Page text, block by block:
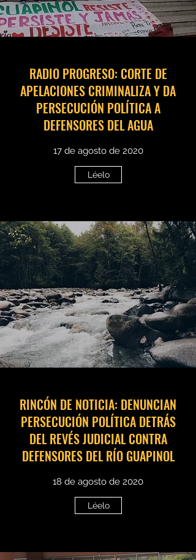
RADIO PROGRESO: CORTE DE
APELACIONES CRIMINALIZA Y DA
PERSECUCIÓN POLÍTICA A
DEFENSORES DEL AGUA
17 de agosto de 2020
Léelo
RINCÓN DE NOTICIA: DENUNCIAN
PERSECUCIÓN POLÍTICA DETRÁS
DEL REVÉS JUDICIAL CONTRA
DEFENSORES DEL RÍO GUAPINOL
18 de agosto de 2020
Léelo